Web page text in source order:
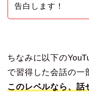
告白します！
ちなみに以下の
で習得した会話の一
このレベルなら、話